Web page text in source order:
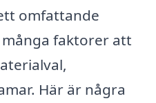
omfattande
faktorer att
Här är några